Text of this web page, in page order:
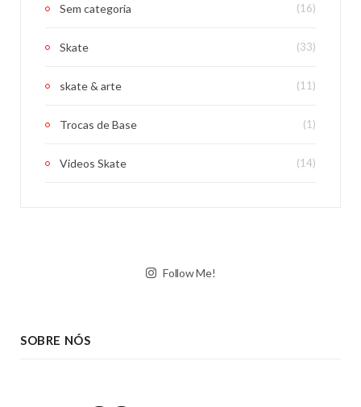
Sem categoria (16)
Skate (33)
skate & arte (11)
Trocas de Base (1)
Videos Skate (14)
Follow Me!
SOBRE NÓS